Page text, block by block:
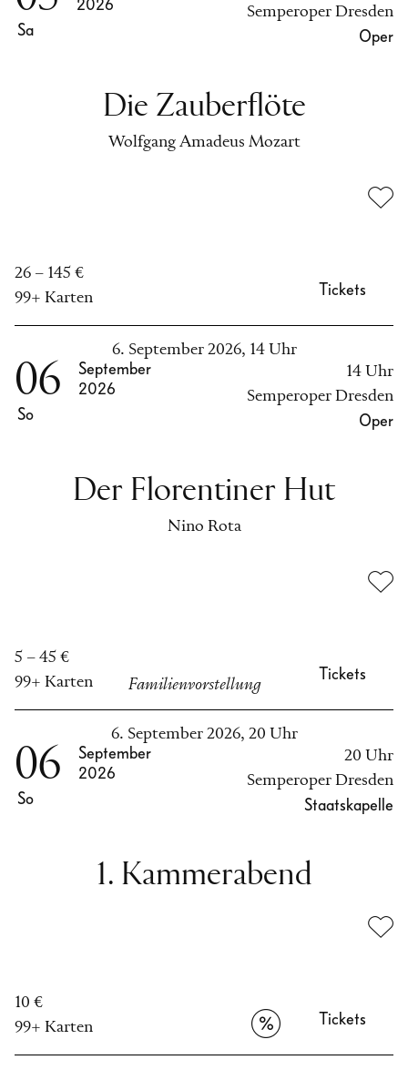
Die Zauberflöte
Wolfgang Amadeus Mozart
Sa
2026 Semperoper Dresden
Oper
Tickets
26 – 145 €
99+ Karten
Der Florentiner Hut
Nino Rota
6. September 2026, 14 Uhr
06
So
September
2026
14 Uhr
Semperoper Dresden
Oper
Tickets
5 – 45 €
99+ Karten
Familienvorstellung
1. Kammerabend
6. September 2026, 20 Uhr
06
So
September
2026
20 Uhr
Semperoper Dresden
Staatskapelle
Tickets
10 €
99+ Karten